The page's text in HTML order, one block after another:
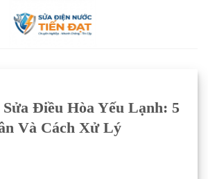
Điều Hòa Yếu Lạnh: 5
Và Cách Xử Lý